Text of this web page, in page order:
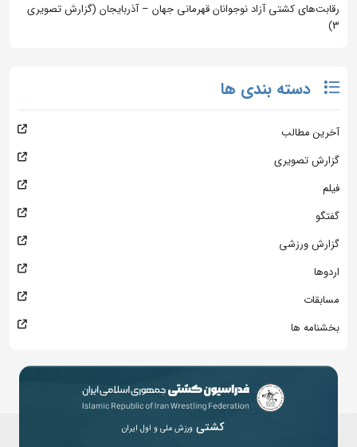
رقابت‌های کشتی آزاد نوجوانان قهرمانی جهان – آذربایجان (گزارش تصویری
3)
دسته بندی ها
آخرین مطالب
گزارش تصویری
فیلم
گفتگو
گزارش ورزشی
اردوها
مسابقات
بخشنامه ها
کشتی ورزش ملی و اول ایران